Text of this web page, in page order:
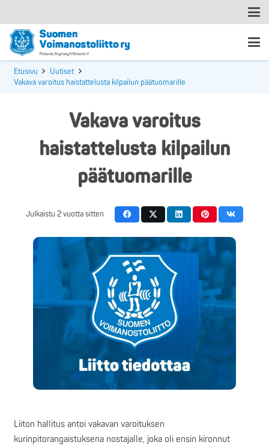
Etusivu
Uutiset
Vakava varoitus haistattelusta kilpailun päätuomarille
Vakava varoitus
haistattelusta kilpailun
päätuomarille
Julkaistu2 vuotta sitten
Liiton hallitus antoi vakavan varoituksen
kurinpitorangaistuksena nostajalle, joka oli ensin kironnut